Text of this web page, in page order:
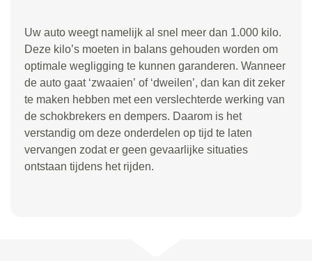
Uw auto weegt namelijk al snel meer dan 1.000 kilo.
Deze kilo’s moeten in balans gehouden worden om
optimale wegligging te kunnen garanderen. Wanneer
de auto gaat ‘zwaaien’ of ‘dweilen’, dan kan dit zeker
te maken hebben met een verslechterde werking van
de schokbrekers en dempers. Daarom is het
verstandig om deze onderdelen op tijd te laten
vervangen zodat er geen gevaarlijke situaties
ontstaan tijdens het rijden.